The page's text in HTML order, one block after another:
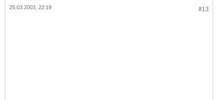
#13
25.03.2003, 22:19